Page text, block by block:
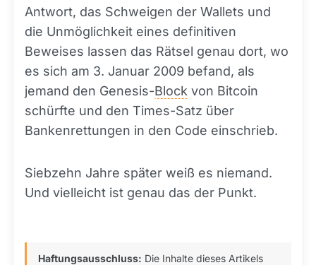
Antwort, das Schweigen der Wallets und
die Unmöglichkeit eines definitiven
Beweises lassen das Rätsel genau dort, wo
es sich am 3. Januar 2009 befand, als
jemand den Genesis-Block von Bitcoin
schürfte und den Times-Satz über
Bankenrettungen in den Code einschrieb.
Siebzehn Jahre später weiß es niemand.
Und vielleicht ist genau das der Punkt.
Haftungsausschluss: Die Inhalte dieses Artikels